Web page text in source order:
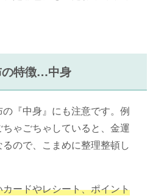
の特徴…中身
『中身』にも注意です。例
ゃごちゃしていると、金運
ので、こまめに整理整頓し
ードやレシート、ポイント